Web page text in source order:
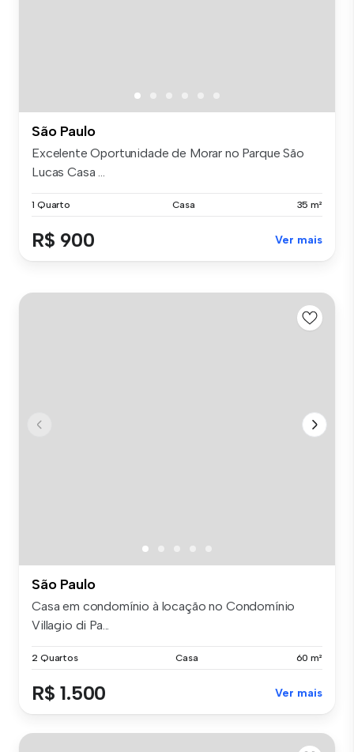
São Paulo
Excelente Oportunidade de Morar no Parque São
Lucas Casa ...
1 Quarto Casa 35 m²
R$ 900 Ver mais
São Paulo
Casa em condomínio à locação no Condomínio
Villagio di Pa...
2 Quartos Casa 60 m²
R$ 1.500 Ver mais